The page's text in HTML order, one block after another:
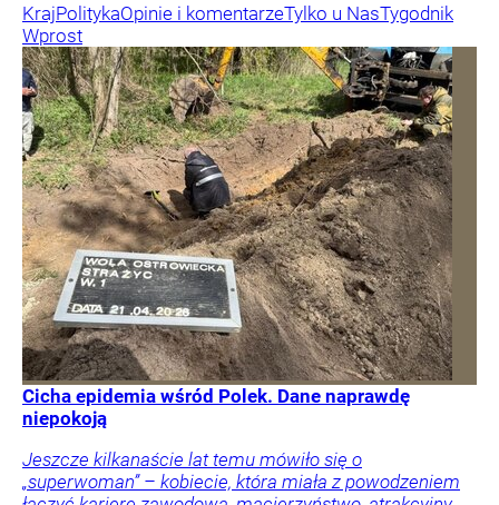
KrajPolitykaOpinie i komentarzeTylko u NasTygodnik
Wprost
Cicha epidemia wśród Polek. Dane naprawdę
niepokoją
Jeszcze kilkanaście lat temu mówiło się o
„superwoman” – kobiecie, która miała z powodzeniem